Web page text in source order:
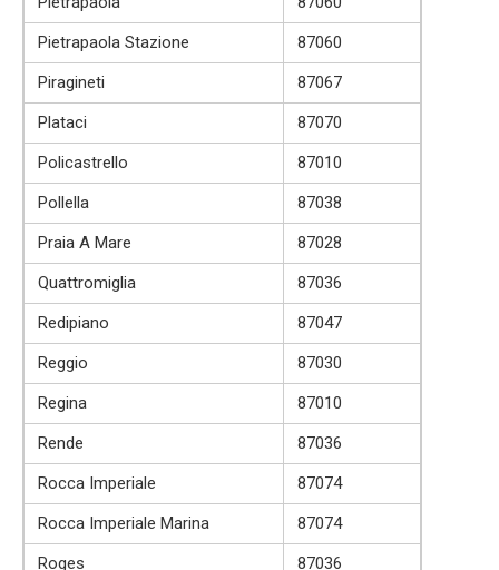
Pietrapaola Stazione
87060
Piragineti
87067
Plataci
87070
Policastrello
87010
Pollella
87038
Praia A Mare
87028
Quattromiglia
87036
Redipiano
87047
Reggio
87030
Regina
87010
Rende
87036
Rocca Imperiale
87074
Rocca Imperiale Marina
87074
Roges
87036